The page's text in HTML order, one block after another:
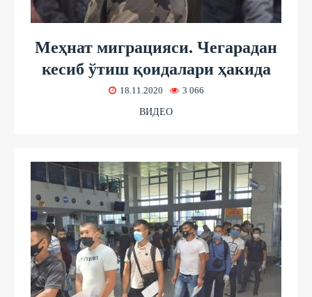
Меҳнат миграцияси. Чегарадан
кесиб ўтиш қоидалари ҳакида
18.11.2020 3 066
ВИДЕО